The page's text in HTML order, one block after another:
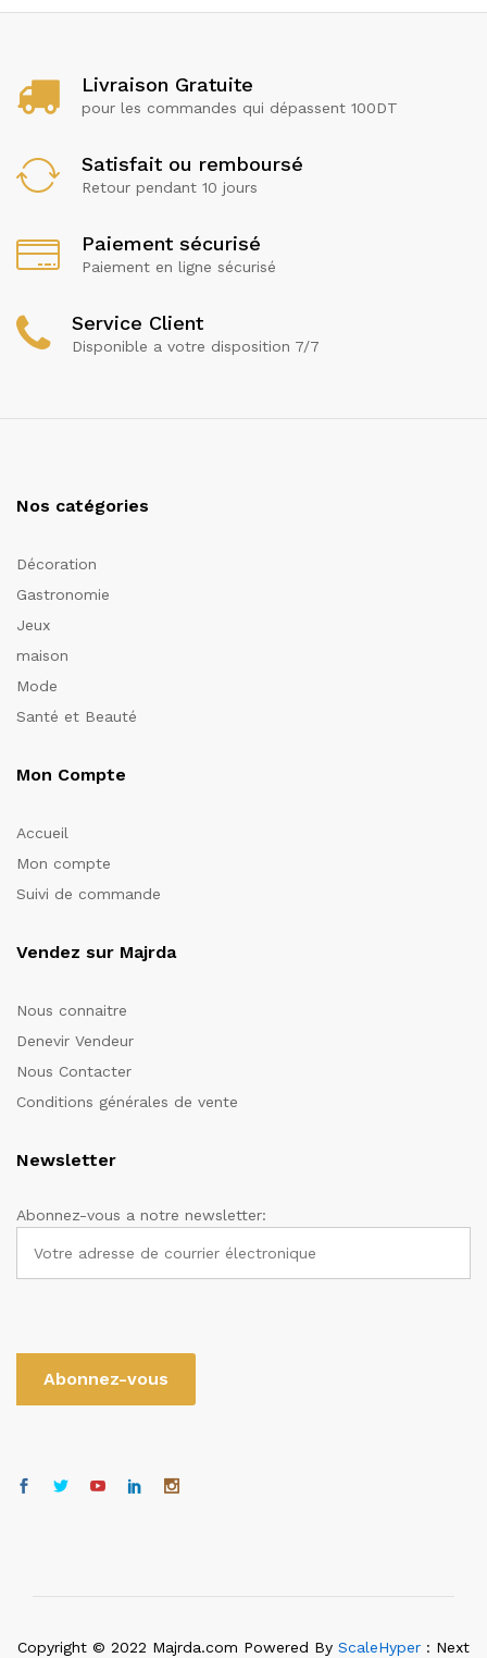
Livraison Gratuite
pour les commandes qui dépassent 100DT
Satisfait ou remboursé
Retour pendant 10 jours
Paiement sécurisé
Paiement en ligne sécurisé
Service Client
Disponible a votre disposition 7/7
Nos catégories
Décoration
Gastronomie
Jeux
maison
Mode
Santé et Beauté
Mon Compte
Accueil
Mon compte
Suivi de commande
Vendez sur Majrda
Nous connaitre
Denevir Vendeur
Nous Contacter
Conditions générales de vente
Newsletter
Abonnez-vous a notre newsletter:
Copyright © 2022 Majrda.com Powered By ScaleHyper : Next